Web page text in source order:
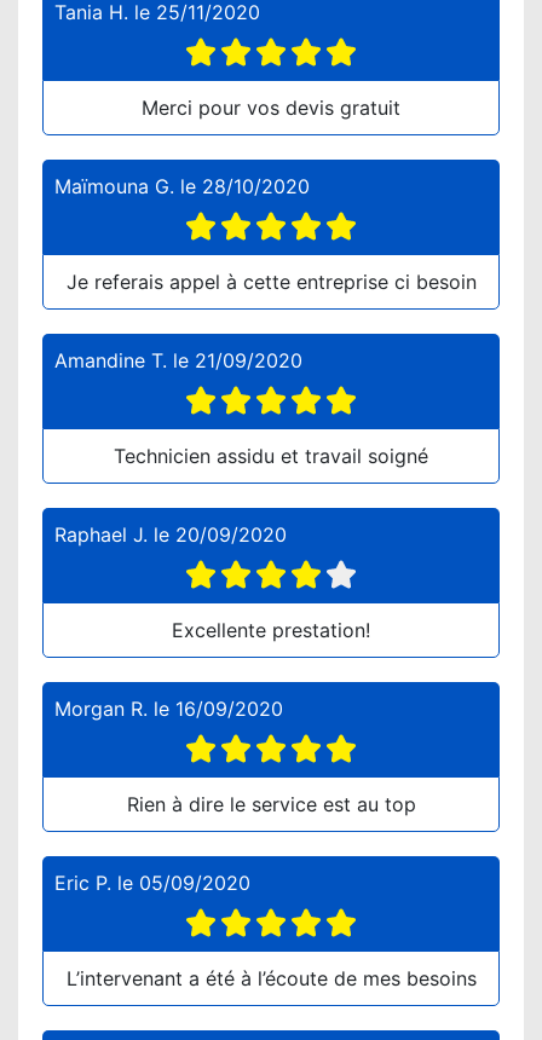
Tania H. le 25/11/2020
Merci pour vos devis gratuit
Maïmouna G. le 28/10/2020
Je referais appel à cette entreprise ci besoin
Amandine T. le 21/09/2020
Technicien assidu et travail soigné
Raphael J. le 20/09/2020
Excellente prestation!
Morgan R. le 16/09/2020
Rien à dire le service est au top
Eric P. le 05/09/2020
L’intervenant a été à l’écoute de mes besoins